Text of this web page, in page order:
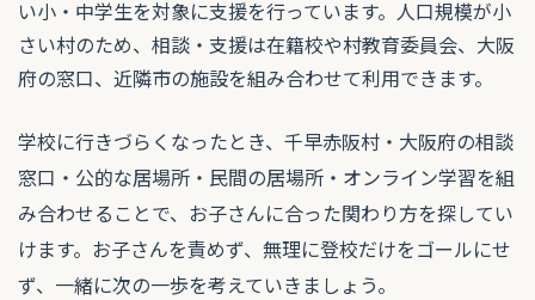
い小・中学生を対象に支援を行っています。人口規模が小
さい村のため、相談・支援は在籍校や村教育委員会、大阪
府の窓口、近隣市の施設を組み合わせて利用できます。
学校に行きづらくなったとき、千早赤阪村・大阪府の相談
窓口・公的な居場所・民間の居場所・オンライン学習を組
み合わせることで、お子さんに合った関わり方を探してい
けます。お子さんを責めず、無理に登校だけをゴールにせ
ず、一緒に次の一歩を考えていきましょう。